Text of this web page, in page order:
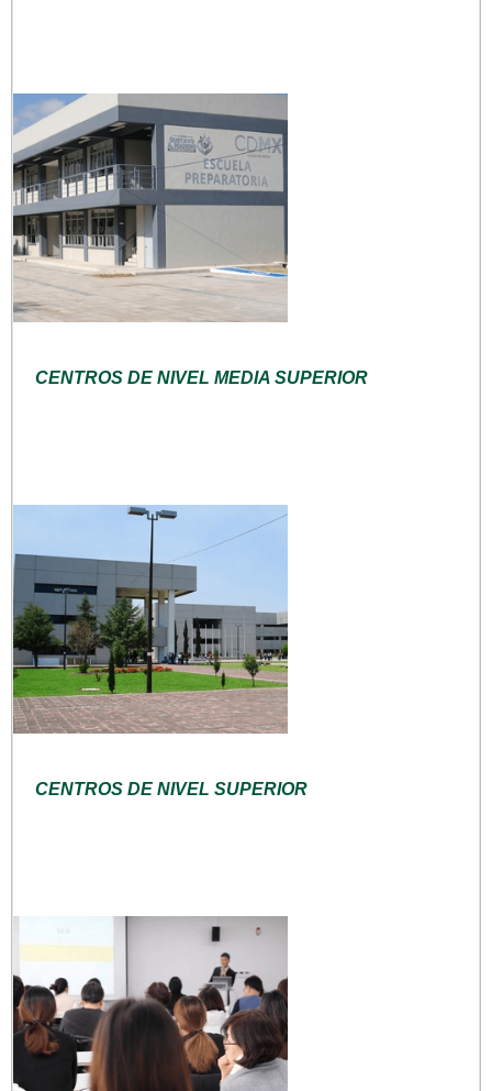
CENTROS DE NIVEL MEDIA SUPERIOR
CENTROS DE NIVEL SUPERIOR